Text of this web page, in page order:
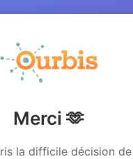
Merci 🫶
la difficile décision